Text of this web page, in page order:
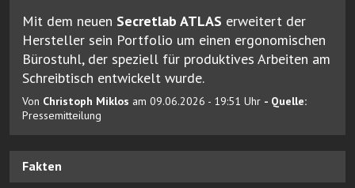
Mit dem neuen Secretlab ATLAS erweitert der
Hersteller sein Portfolio um einen ergonomischen
Bürostuhl, der speziell für produktives Arbeiten am
Schreibtisch entwickelt wurde.
Von Christoph Miklos am 09.06.2026 - 19:51 Uhr - Quelle:
Pressemitteilung
Fakten